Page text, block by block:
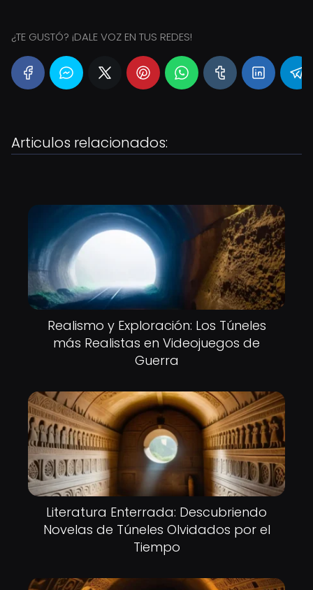
¿TE GUSTÓ? ¡DALE VOZ EN TUS REDES!
Articulos relacionados:
Realismo y Exploración: Los Túneles
más Realistas en Videojuegos de
Guerra
Literatura Enterrada: Descubriendo
Novelas de Túneles Olvidados por el
Tiempo